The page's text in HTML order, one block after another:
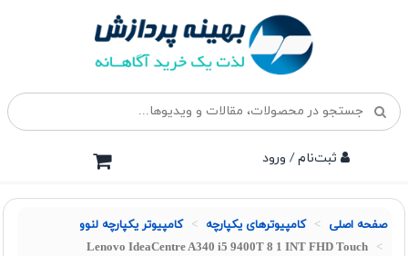
ثبت‌نام / ورود
صفحه اصلی کامپیوترهای یکپارچه کامپیوتر یکپارچه لنوو
Lenovo IdeaCentre A340 i5 9400T 8 1 INT FHD Touch